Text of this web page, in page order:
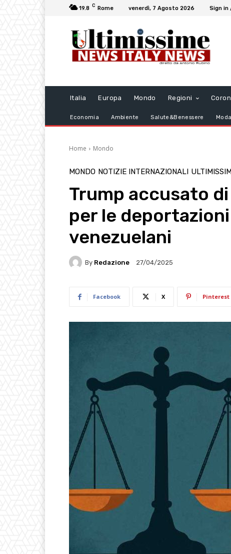
19.8 C Rome venerdì, 7 Agosto 2026 Sign in
Italia Europa Mondo Regioni
Economia Ambiente Salute&Benessere Moda
Home Mondo
MONDO NOTIZIE INTERNAZIONALI
Trump accusato
per le
venezuelani
By Redazione 27/04/2025
Facebook X Pinterest